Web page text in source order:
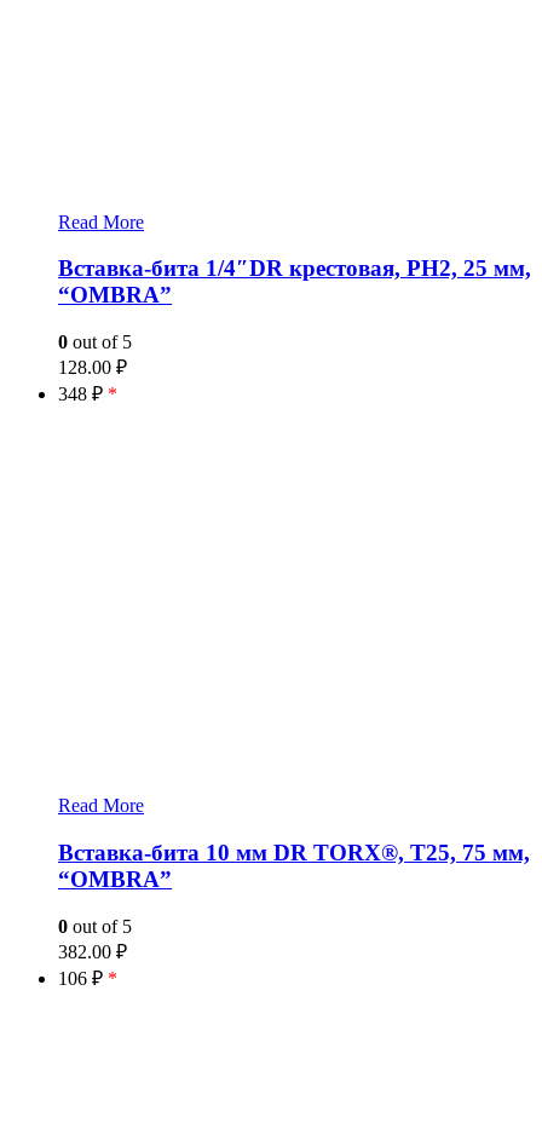
Read More
Вставка-бита 1/4″DR крестовая, РН2, 25 мм,
“OMBRA”
0 out of 5
128.00 ₽
348 ₽ *
Read More
Вставка-бита 10 мм DR TORX®, T25, 75 мм,
“OMBRA”
0 out of 5
382.00 ₽
106 ₽ *